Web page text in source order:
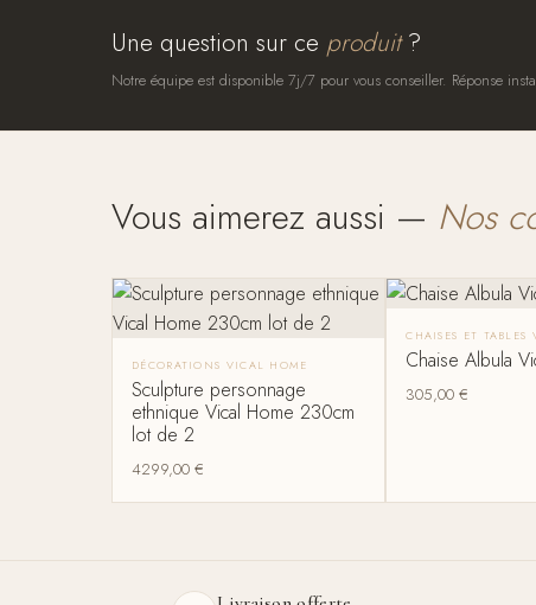
Une question sur ce produit?
Notre équipe est disponible 7j/7 pour vous conseiller. Réponse
Vous aimerez aussi — Nos
DÉCORATIONS VICAL HOME
Sculpture personnage
ethnique Vical Home 230cm
lot de 2
4299,00€
CHAISES ET TABLES
Chaise Albula
305,00€